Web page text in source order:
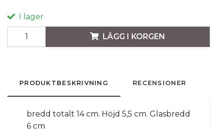
I lager
LÄGG I KORGEN
PRODUKTBESKRIVNING RECENSIONER
bredd totalt 14 cm. Höjd 5,5 cm. Glasbredd
6 cm